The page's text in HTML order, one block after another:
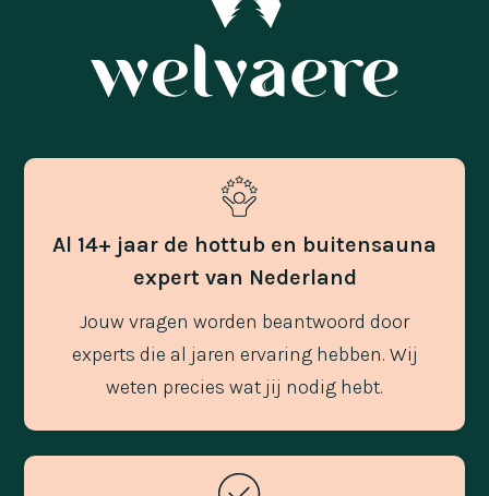
Al 14+ jaar de hottub en buitensauna
expert van Nederland
Jouw vragen worden beantwoord door
experts die al jaren ervaring hebben. Wij
weten precies wat jij nodig hebt.